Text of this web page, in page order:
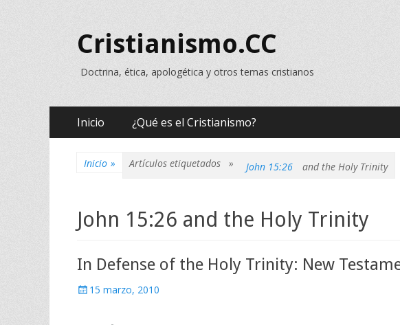
Cristianismo.CC
Doctrina, ética, apologética y otros temas cristianos
Menú
principal
Inicio ¿Qué es el Cristianismo?
Inicio » Artículos etiquetados » John 15:26 and the Holy Trinity
John 15:26 and the Holy Trinity
In Defense of the Holy Trinity: New
Publicado
15 marzo, 2010